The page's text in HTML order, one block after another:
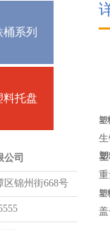
桶系列
料托盘
公司
锦州街668号
塑
塑